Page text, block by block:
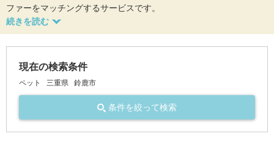
ファーをマッチングするサービスです。
現在の検索条件
ペット 三重県 鈴鹿市
条件を絞って検索